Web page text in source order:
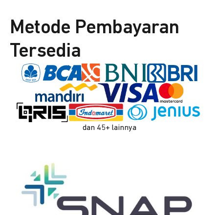
Metode Pembayaran
Tersedia
dan 45+ lainnya